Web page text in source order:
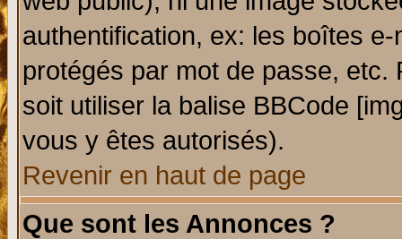
authentification, ex: les boîtes
protégés par mot de passe,
soit utiliser la balise BBCode
vous y êtes autorisés).
Revenir en haut de page
Que sont les Annonces ?